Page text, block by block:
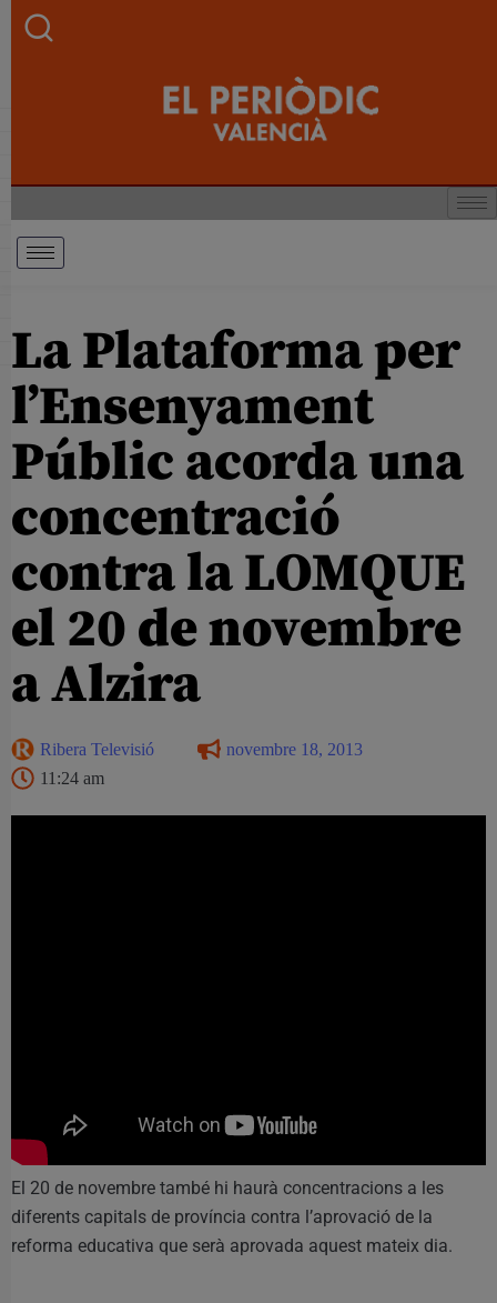
La Plataforma per
l’Ensenyament
Públic acorda una
concentració
contra la LOMQUE
el 20 de novembre
a Alzira
Ribera Televisió
novembre 18, 2013
11:24 am
El 20 de novembre també hi haurà concentracions a les
diferents capitals de província contra l’aprovació de la
reforma educativa que serà aprovada aquest mateix dia.